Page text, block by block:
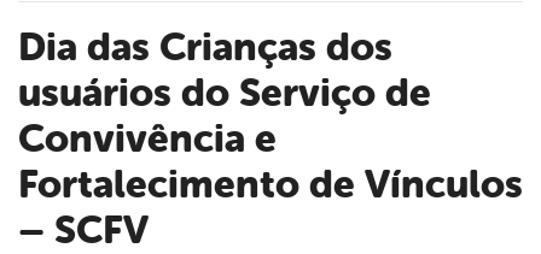
Dia das Crianças dos
usuários do Serviço de
Convivência e
Fortalecimento de Vínculos
– SCFV